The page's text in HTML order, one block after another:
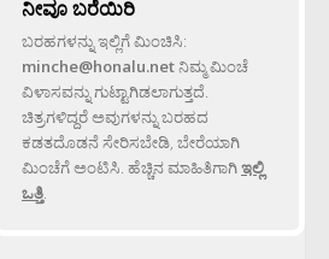
ನೀವೂ ಬರೆಯಿರಿ
ಬರಹಗಳನ್ನು ಇಲ್ಲಿಗೆ ಮಿಂಚಿಸಿ:
minche@honalu.netನಿಮ್ಮ ಮಿಂಚೆ
ವಿಳಾಸವನ್ನು ಗುಟ್ಟಾಗಿಡಲಾಗುತ್ತದೆ.
ಚಿತ್ರಗಳಿದ್ದರೆ ಅವುಗಳನ್ನು ಬರಹದ
ಕಡತದೊಡನೆ ಸೇರಿಸಬೇಡಿ, ಬೇರೆಯಾಗಿ
ಮಿಂಚೆಗೆ ಅಂಟಿಸಿ. ಹೆಚ್ಚಿನ ಮಾಹಿತಿಗಾಗಿಇಲ್ಲಿ
ಒತ್ತಿ.